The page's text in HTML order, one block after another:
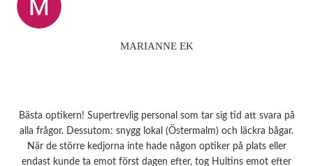
MARIANNE EK
Bästa optikern! Supertrevlig personal som tar sig tid att svara på
alla frågor. Dessutom: snygg lokal (Östermalm) och läckra bågar.
När de större kedjorna inte hade någon optiker på plats eller
endast kunde ta emot först dagen efter, tog Hultins emot efter